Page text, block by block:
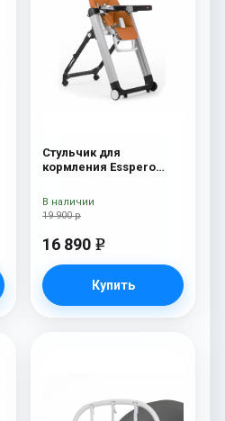
Стульчик для
кормления Esspero
19 900 р
16 890 e
Купить
В наличии